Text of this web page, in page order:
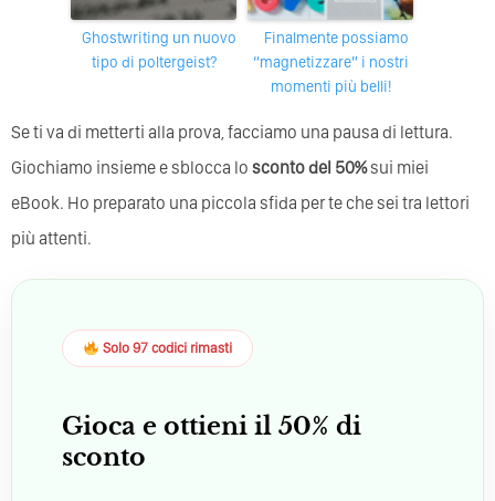
Ghostwriting un nuovo
tipo di poltergeist?
Finalmente possiamo
“magnetizzare” i nostri
momenti più belli!
Se ti va di metterti alla prova, facciamo una pausa di lettura.
Giochiamo insieme e sblocca lo sconto del 50%sui miei
eBook. Ho preparato una piccola sfida per te che sei tra lettori
più attenti.
Solo 97 codici rimasti
Gioca e ottieni il 50% di
sconto